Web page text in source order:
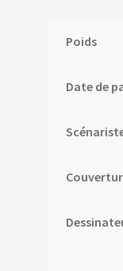
Poids
Date de